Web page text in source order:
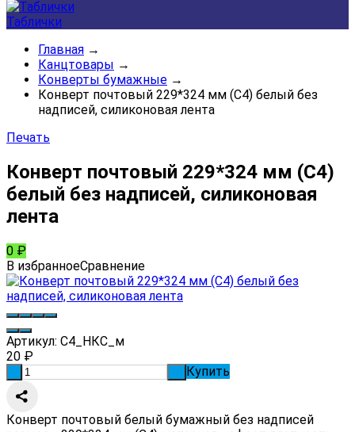
Таблички
Главная →
Канцтовары →
Конверты бумажные →
Конверт почтовый 229*324 мм (С4) белый без
надписей, силиконовая лента
Печать
Конверт почтовый 229*324 мм (С4)
белый без надписей, силиконовая
лента
0 ₽
В избранноеСравнение
Артикул: С4_НКС_м
20 ₽
Купить
Конверт почтовый белый бумажный без надписей